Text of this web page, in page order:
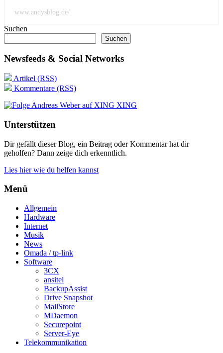
www.andysblog.de/
Suchen
Suchen
Newsfeeds & Social Networks
Artikel (RSS)
Kommentare (RSS)
XING
Unterstützen
Dir gefällt dieser Blog, ein Beitrag oder Kommentar hat dir
geholfen? Dann zeige dich erkenntlich.
Lies hier wie du helfen kannst
Menü
Allgemein
Hardware
Internet
Musik
News
Omada / tp-link
Software
3CX
ansitel
BackupAssist
Drive Snapshot
MailStore
MDaemon
Securepoint
Server-Eye
Telekommunikation